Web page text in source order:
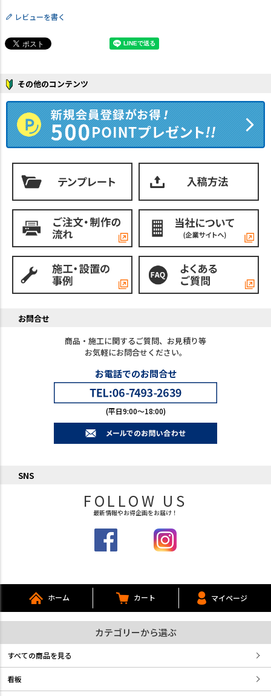
レビューを書く
その他のコンテンツ
お問合せ
商品・施工に関するご質問、お見積り等
お気軽にお問合せください。
お電話でのお問合せ
(平日9:00～18:00)
SNS
FOLLOW US
最新情報やお得企画をお届け！
ホーム カート マイページ
カテゴリーから選ぶ
すべての商品を見る
看板